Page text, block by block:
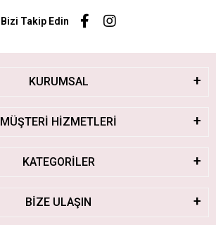
Bizi Takip Edin
KURUMSAL
MÜŞTERİ HİZMETLERİ
KATEGORİLER
BİZE ULAŞIN